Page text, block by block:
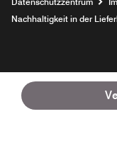
Nachhaltigkeit in der